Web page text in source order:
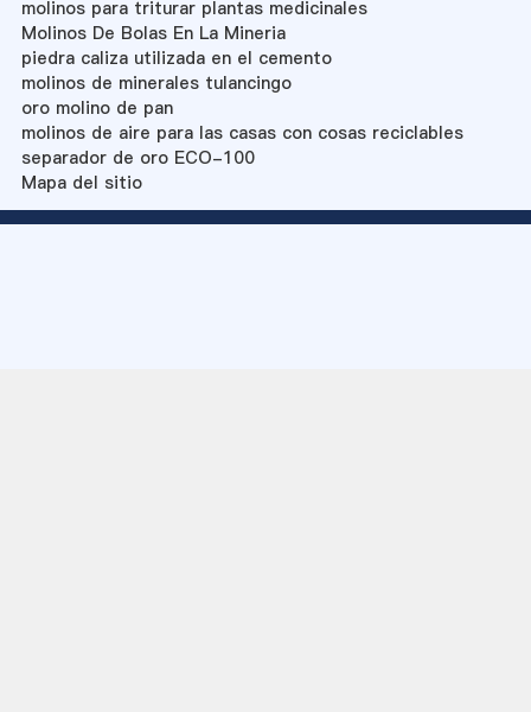
molinos para triturar plantas medicinales
Molinos De Bolas En La Mineria
piedra caliza utilizada en el cemento
molinos de minerales tulancingo
oro molino de pan
molinos de aire para las casas con cosas reciclables
separador de oro ECO-100
Mapa del sitio